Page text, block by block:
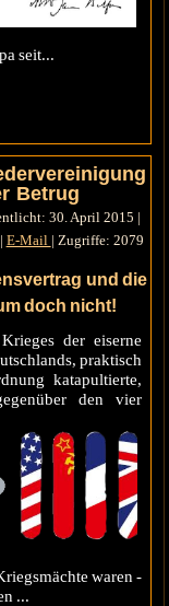
seit...
Betrug
30. April 2015 |
| E-Mail | Zugriffe: 2079
und die
doch nicht!
der eiserne
praktisch
katapultierte,
den vier
waren -
...